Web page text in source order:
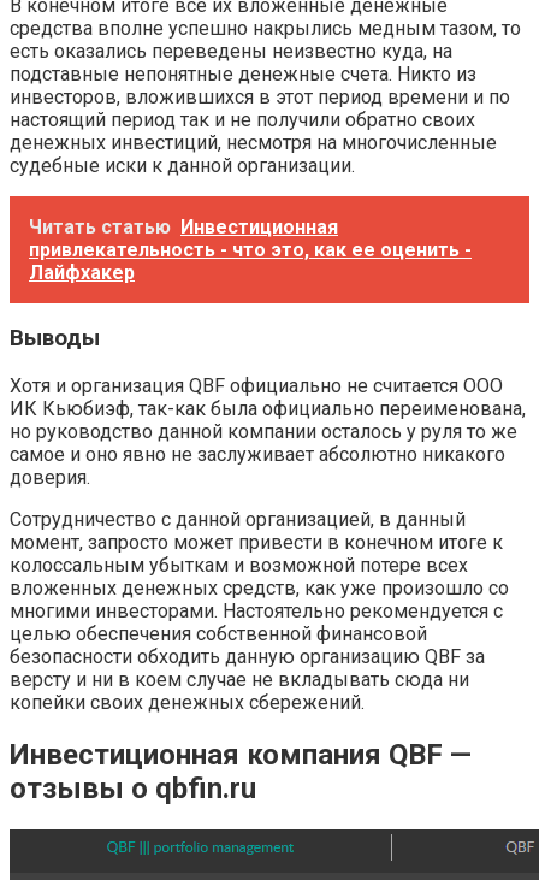
В конечном итоге все их вложенные денежные
средства вполне успешно накрылись медным тазом, то
есть оказались переведены неизвестно куда, на
подставные непонятные денежные счета. Никто из
инвесторов, вложившихся в этот период времени и по
настоящий период так и не получили обратно своих
денежных инвестиций, несмотря на многочисленные
судебные иски к данной организации.
Читать статью Инвестиционная
привлекательность - что это, как ее оценить -
Лайфхакер
Выводы
Хотя и организация QBF официально не считается ООО
ИК Кьюбиэф, так-как была официально переименована,
но руководство данной компании осталось у руля то же
самое и оно явно не заслуживает абсолютно никакого
доверия.
Сотрудничество с данной организацией, в данный
момент, запросто может привести в конечном итоге к
колоссальным убыткам и возможной потере всех
вложенных денежных средств, как уже произошло со
многими инвесторами. Настоятельно рекомендуется с
целью обеспечения собственной финансовой
безопасности обходить данную организацию QBF за
версту и ни в коем случае не вкладывать сюда ни
копейки своих денежных сбережений.
Инвестиционная компания QBF —
отзывы о qbfin.ru